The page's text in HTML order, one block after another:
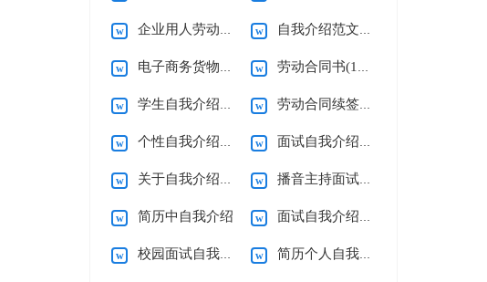
企业用人劳动合同7篇 自我介绍范文(15篇)
电子商务货物销售合同 劳动合同书(15篇)
学生自我介绍【精】 劳动合同续签申请书(范文)
个性自我介绍范文 面试自我介绍汇编15篇
关于自我介绍【热门】 播音主持面试自我介绍
简历中自我介绍 面试自我介绍【热门】
校园面试自我介绍 简历个人自我介绍